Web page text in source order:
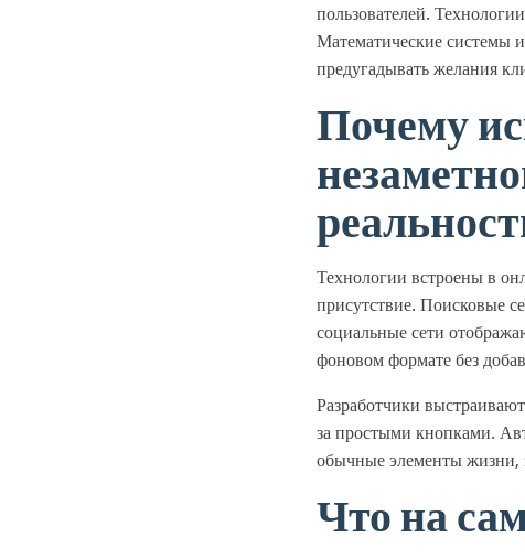
пользователей.
Математические системы
предугадывать желания
Почему
Технологии встроены в
присутствие. Поисковые
социальные сети
фоновом формате без
Разработчики
за простыми кнопками.
обычные элементы жизни,
Что на